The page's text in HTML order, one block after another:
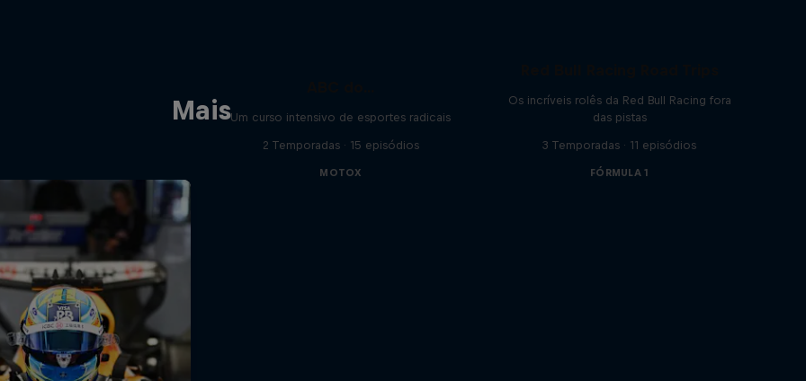
MaisUm curso intensivo de esportes radicais
2 Temporadas · 15 episódios
MOTOX
Os incríveis rolês da Red Bull Racing fora
das pistas
3 Temporadas · 11 episódios
FÓRMULA 1